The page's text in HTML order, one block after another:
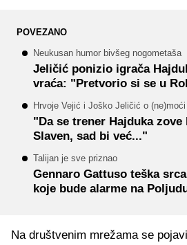
POVEZANO
Neukusan humor bivšeg nogometaša
Jeličić ponizio igrača
vraća: "Pretvorio si se u
Hrvoje Vejić i Joško Jeličić o
"Da se trener Hajduka
Slaven, sad bi već..."
Talijan je sve priznao
Gennaro Gattuso teška
koje bude alarme na
Na društvenim mrežama se